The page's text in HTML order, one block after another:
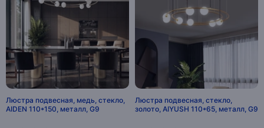
Люстра подвесная, медь, стекло,
AIDEN 110*150, металл, G9
Люстра подвесная, стекло,
золото, AIYUSH 110*65, металл, G9